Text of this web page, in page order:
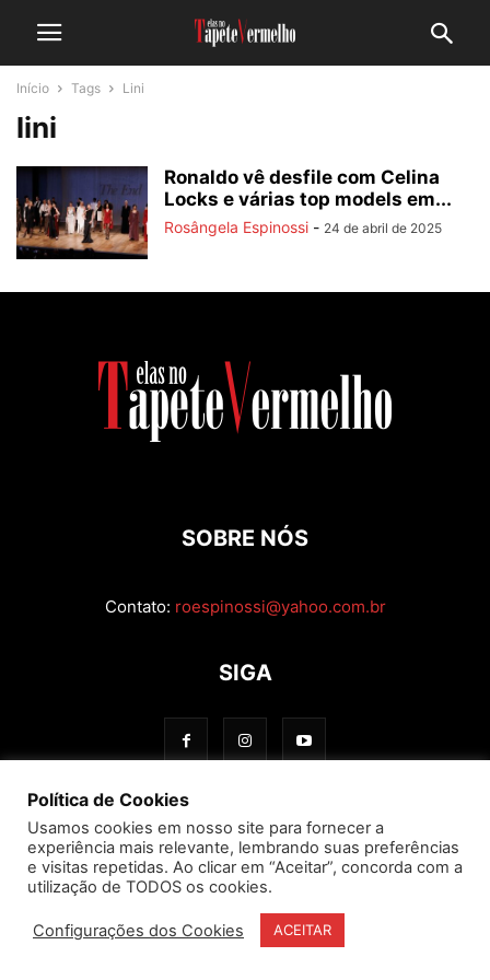
Início Tags Lini
lini
Ronaldo vê desfile com Celina
Locks e várias top models em...
Rosângela Espinossi - 24 de abril de 2025
SOBRE NÓS
Contato: roespinossi@yahoo.com.br
SIGA
Política de Cookies
Usamos cookies em nosso site para fornecer a
experiência mais relevante, lembrando suas preferências
e visitas repetidas. Ao clicar em “Aceitar”, concorda com a
utilização de TODOS os cookies.
Configurações dos Cookies ACEITAR